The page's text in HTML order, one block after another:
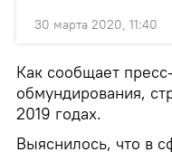
30 марта 2020, 11:40
Как сообщает
обмундирования,
2019 годах.
Выяснилось, что в